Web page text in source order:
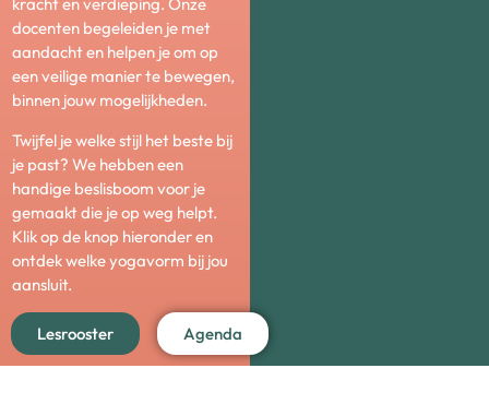
kracht en verdieping. Onze
docenten begeleiden je met
aandacht en helpen je om op
een veilige manier te bewegen,
binnen jouw mogelijkheden.
Twijfel je welke stijl het beste bij
je past? We hebben een
handige beslisboom voor je
gemaakt die je op weg helpt.
Klik op de knop hieronder en
ontdek welke yogavorm bij jou
aansluit.
Lesrooster Agenda